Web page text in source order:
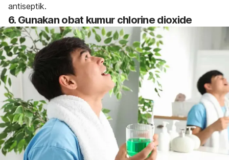
antiseptik.
6. Gunakan obat kumur chlorine dioxide